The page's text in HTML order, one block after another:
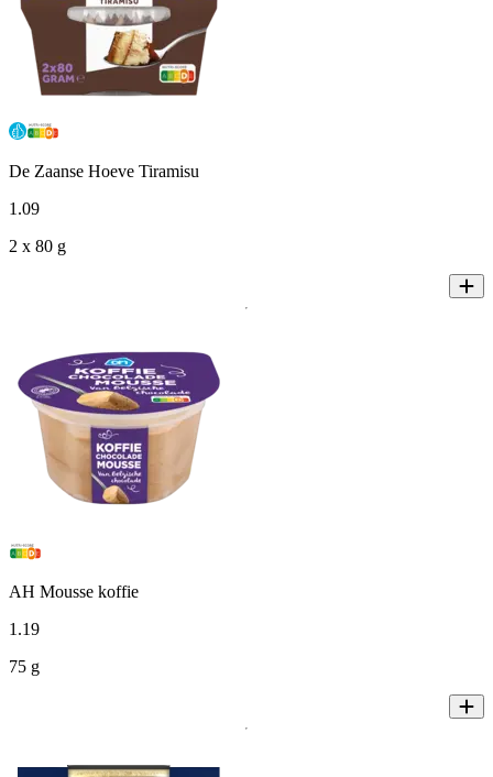
De Zaanse Hoeve Tiramisu
1 .09
2 x 80 g
AH Mousse koffie
1 .19
75 g